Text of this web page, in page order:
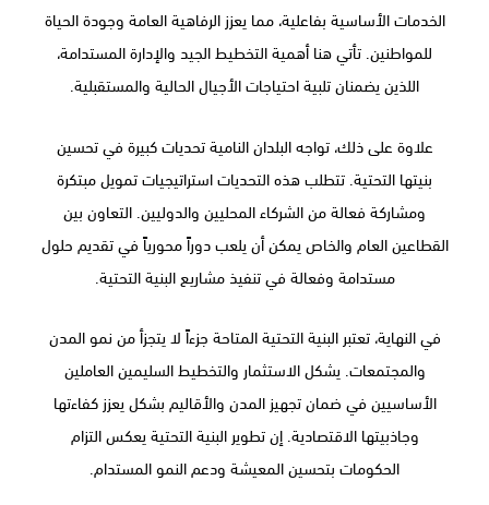
الخدمات الأساسية بفاعلية، مما يعزز الرفاهية العامة وجودة الحياة
للمواطنين. تأتي هنا أهمية التخطيط الجيد والإدارة المستدامة،
اللذين يضمنان تلبية احتياجات الأجيال الحالية والمستقبلية.
علاوة على ذلك، تواجه البلدان النامية تحديات كبيرة في تحسين
بنيتها التحتية. تتطلب هذه التحديات استراتيجيات تمويل مبتكرة
ومشاركة فعالة من الشركاء المحليين والدوليين. التعاون بين
القطاعين العام والخاص يمكن أن يلعب دوراً محورياً في تقديم حلول
مستدامة وفعالة في تنفيذ مشاريع البنية التحتية.
في النهاية، تعتبر البنية التحتية المتاحة جزءاً لا يتجزأ من نمو المدن
والمجتمعات. يشكل الاستثمار والتخطيط السليمين العاملين
الأساسيين في ضمان تجهيز المدن والأقاليم بشكل يعزز كفاءتها
وجاذبيتها الاقتصادية. إن تطوير البنية التحتية يعكس التزام
الحكومات بتحسين المعيشة ودعم النمو المستدام.